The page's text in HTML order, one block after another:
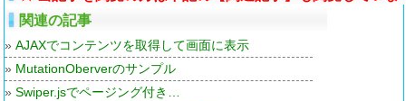
した。
関連の記事
»AJAXでコンテンツを取得して画面に表示
» MutationOberverのサンプル
»Swiper.jsでページング付き…